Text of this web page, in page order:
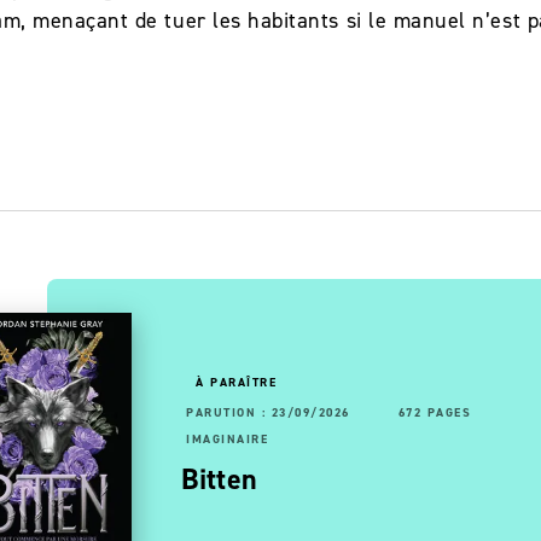
menaçant de tuer les habitants si le manuel n’est
PAGES: 13/05/2026
le maître des
- Tome 7, La …
À PARAÎTRE
PARUTION : 23/09/2026
672 PAGES
IMAGINAIRE
Bitten